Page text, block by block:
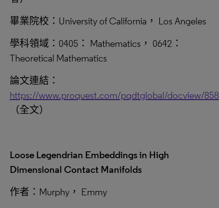
畢業院校：University of California， Los Angeles
學科領域：0405： Mathematics， 0642：
Theoretical Mathematics
論文連結：
https://www.proquest.com/pqdtglobal/docview/
（全文）
Loose Legendrian Embeddings in High
Dimensional Contact Manifolds
作者：Murphy， Emmy